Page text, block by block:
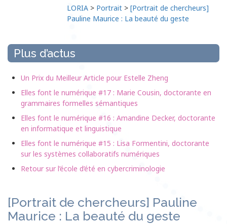
LORIA > Portrait > [Portrait de chercheurs]
Pauline Maurice : La beauté du geste
Plus d’actus
Un Prix du Meilleur Article pour Estelle Zheng
Elles font le numérique #17 : Marie Cousin, doctorante en
grammaires formelles sémantiques
Elles font le numérique #16 : Amandine Decker, doctorante
en informatique et linguistique
Elles font le numérique #15 : Lisa Formentini, doctorante
sur les systèmes collaboratifs numériques
Retour sur l’école d’été en cybercriminologie
[Portrait de chercheurs] Pauline
Maurice : La beauté du geste